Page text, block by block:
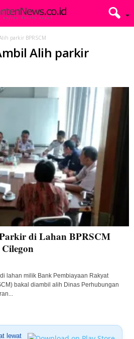
parkir BPRSCM
Alih parkir
di Lahan BPRSCM
lahan milik Bank Pembiayaan Rakyat
bakal diambil alih Dinas Perhubungan
lewat